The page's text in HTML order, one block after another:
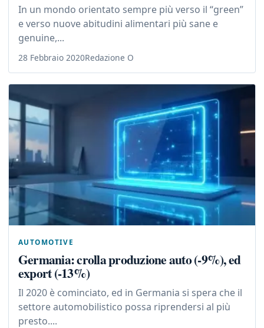
In un mondo orientato sempre più verso il “green”
e verso nuove abitudini alimentari più sane e
genuine,...
28 Febbraio 2020Redazione O
AUTOMOTIVE
Germania: crolla produzione auto (-9%), ed
export (-13%)
Il 2020 è cominciato, ed in Germania si spera che il
settore automobilistico possa riprendersi al più
presto....